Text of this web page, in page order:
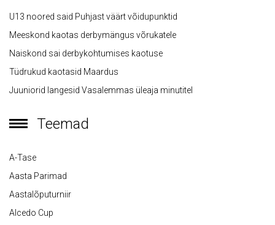
U13 noored said Puhjast väärt võidupunktid
Meeskond kaotas derbymängus võrukatele
Naiskond sai derbykohtumises kaotuse
Tüdrukud kaotasid Maardus
Juuniorid langesid Vasalemmas üleaja minutitel
Teemad
A-Tase
Aasta Parimad
Aastalõputurniir
Alcedo Cup